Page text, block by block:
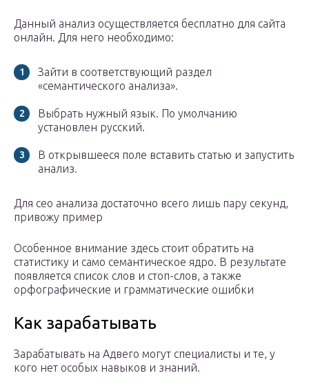
Данный анализ осуществляется бесплатно для сайта
онлайн. Для него необходимо:
Зайти в соответствующий раздел
«семантического анализа».
Выбрать нужный язык. По умолчанию
установлен русский.
В открывшееся поле вставить статью и запустить
анализ.
Для сео анализа достаточно всего лишь пару секунд,
привожу пример
Особенное внимание здесь стоит обратить на
статистику и само семантическое ядро. В результате
появляется список слов и стоп-слов, а также
орфографические и грамматические ошибки
Как зарабатывать
Зарабатывать на Адвего могут специалисты и те, у
кого нет особых навыков и знаний.